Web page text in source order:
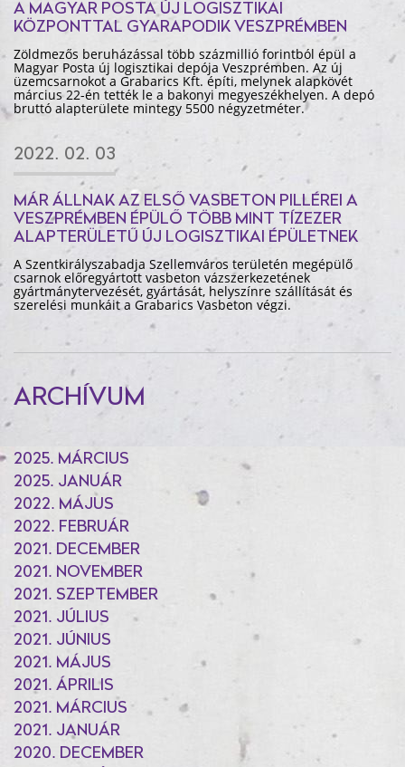
A MAGYAR POSTA ÚJ LOGISZTIKAI
KÖZPONTTAL GYARAPODIK VESZPRÉMBEN
Zöldmezős beruházással több százmillió forintból épül a
Magyar Posta új logisztikai depója Veszprémben. Az új
üzemcsarnokot a Grabarics Kft. építi, melynek alapkövét
március 22-én tették le a bakonyi megyeszékhelyen. A depó
bruttó alapterülete mintegy 5500 négyzetméter.
2022. 02. 03
MÁR ÁLLNAK AZ ELSŐ VASBETON PILLÉREI A
VESZPRÉMBEN ÉPÜLŐ TÖBB MINT TÍZEZER
ALAPTERÜLETŰ ÚJ LOGISZTIKAI ÉPÜLETNEK
A Szentkirályszabadja Szellemváros területén megépülő
csarnok előregyártott vasbeton vázszerkezetének
gyártmánytervezését, gyártását, helyszínre szállítását és
szerelési munkáit a Grabarics Vasbeton végzi.
ARCHÍVUM
2025. MÁRCIUS
2025. JANUÁR
2022. MÁJUS
2022. FEBRUÁR
2021. DECEMBER
2021. NOVEMBER
2021. SZEPTEMBER
2021. JÚLIUS
2021. JÚNIUS
2021. MÁJUS
2021. ÁPRILIS
2021. MÁRCIUS
2021. JANUÁR
2020. DECEMBER